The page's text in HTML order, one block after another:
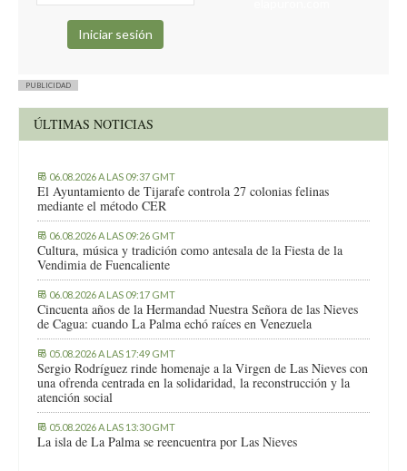
PUBLICIDAD
ÚLTIMAS NOTICIAS
06.08.2026 A LAS 09:37 GMT
El Ayuntamiento de Tijarafe controla 27 colonias felinas
mediante el método CER
06.08.2026 A LAS 09:26 GMT
Cultura, música y tradición como antesala de la Fiesta de la
Vendimia de Fuencaliente
06.08.2026 A LAS 09:17 GMT
Cincuenta años de la Hermandad Nuestra Señora de las Nieves
de Cagua: cuando La Palma echó raíces en Venezuela
05.08.2026 A LAS 17:49 GMT
Sergio Rodríguez rinde homenaje a la Virgen de Las Nieves con
una ofrenda centrada en la solidaridad, la reconstrucción y la
atención social
05.08.2026 A LAS 13:30 GMT
La isla de La Palma se reencuentra por Las Nieves